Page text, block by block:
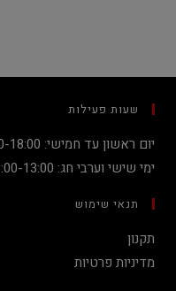
שעות פעילות
יום ראשון עד חמישי: 10:00-18:00
ימי שישי וערבי חג: 10:00-13:00
תנאי שימוש
תקנון
מדיניות פרטיות